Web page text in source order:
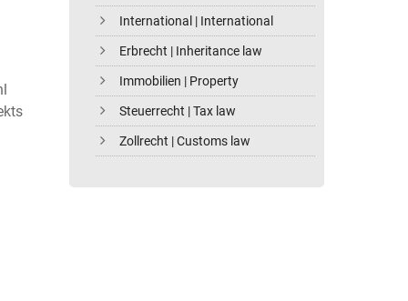
International | International
Erbrecht | Inheritance law
Immobilien | Property
Steuerrecht | Tax law
Zollrecht | Customs law